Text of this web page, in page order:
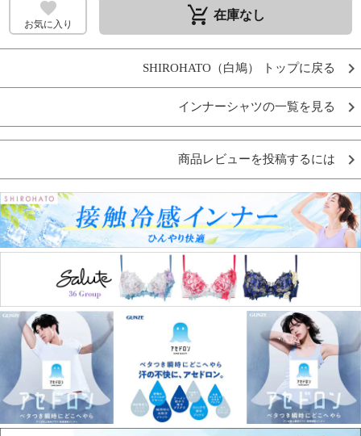
お気に入り remove_shopping_cart 在庫なし
SHIROHATO（白鳩） トップに戻る
インナーシャツの一覧を見る
商品レビューを投稿するには